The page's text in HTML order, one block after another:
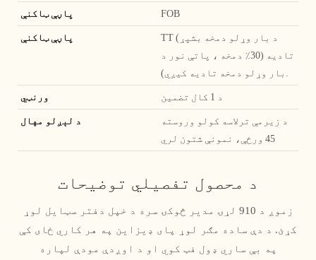
FOB
TT (د بار وړلو دمخه بشپړ
تادیه (30٪ دمخه ، پاتې نور د
بار وړلو دمخه تادیه کیږي).
د 1 کال تضمین
د زیرمې ترلاسه کولو وروسته
45 ورځې، نمونې شتون لري
د محصول تفصيلي توضیحات
زموږ د 910 لړۍ مدیر څوکۍ سره د خپل دفتر سټایل لوړ
کړئ. د دې ساده مګر لوړ پای ډیزاین په هر کاري ځای کې
په بې ساري ډول فټ کوي او د اوږدې مودې لپاره